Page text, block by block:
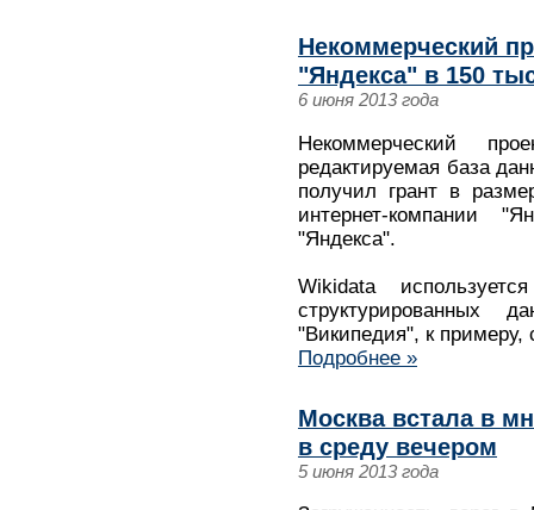
Некоммерческий
"Яндекса" в 150
6 июня 2013 года
Некоммерческий
редактируемая база
получил грант в
интернет-компании
"Яндекса".
Wikidata
структурированных
"Википедия", к
Подробнее »
Москва встала в
в среду вечером
5 июня 2013 года